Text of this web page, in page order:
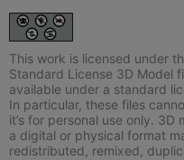
This work is licensed under
Standard License 3D Model
available under a standard
In particular, these files
it’s for personal use only.
a digital or physical format
redistributed, remixed,